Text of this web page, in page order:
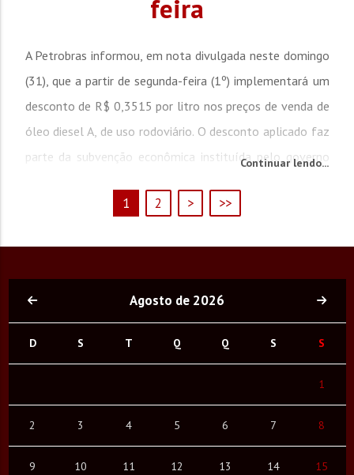
feira
A Petrobras informou, em nota divulgada neste domingo
(31), que a partir de segunda-feira (1º) implementará um
desconto de R$ 0,3515 por litro nos preços de venda de
óleo diesel A, de uso rodoviário. O desconto aplicado faz
parte da subvenção econômica instituída pelo governo
da Fazenda. O preço médio de venda da Petrobras para
Continuar lendo...
1 2 > >>
Agosto de 2026
D S T Q Q S S
1
2 3 4 5 6 7 8
9 10 11 12 13 14 15